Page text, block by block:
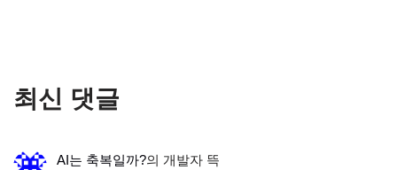
최신 댓글
AI는 축복일까?의 개발자 뜩